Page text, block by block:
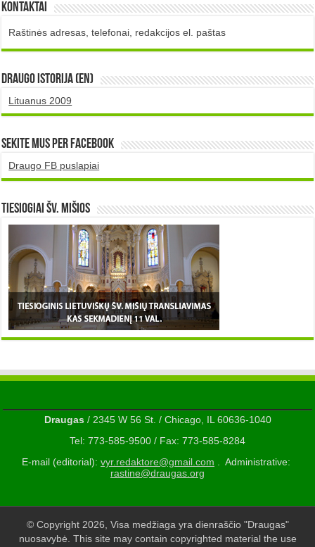
Kontaktai
Raštinės adresas, telefonai, redakcijos el. paštas
DRAUGO istorija (EN)
Lituanus 2009
Sekite mus per Facebook
Draugo FB puslapiai
TIESIOGIAI šv. MIŠIOS
Draugas/ 2345 W 56 St. / Chicago, IL 60636-1040
Tel: 773-585-9500 / Fax: 773-585-8284
E-mail (editorial): vyr.redaktore@gmail.com . Administrative:
rastine@draugas.org
© Copyright 2026, Visa medžiaga yra dienraščio "Draugas"
nuosavybė. This site may contain copyrighted material the use